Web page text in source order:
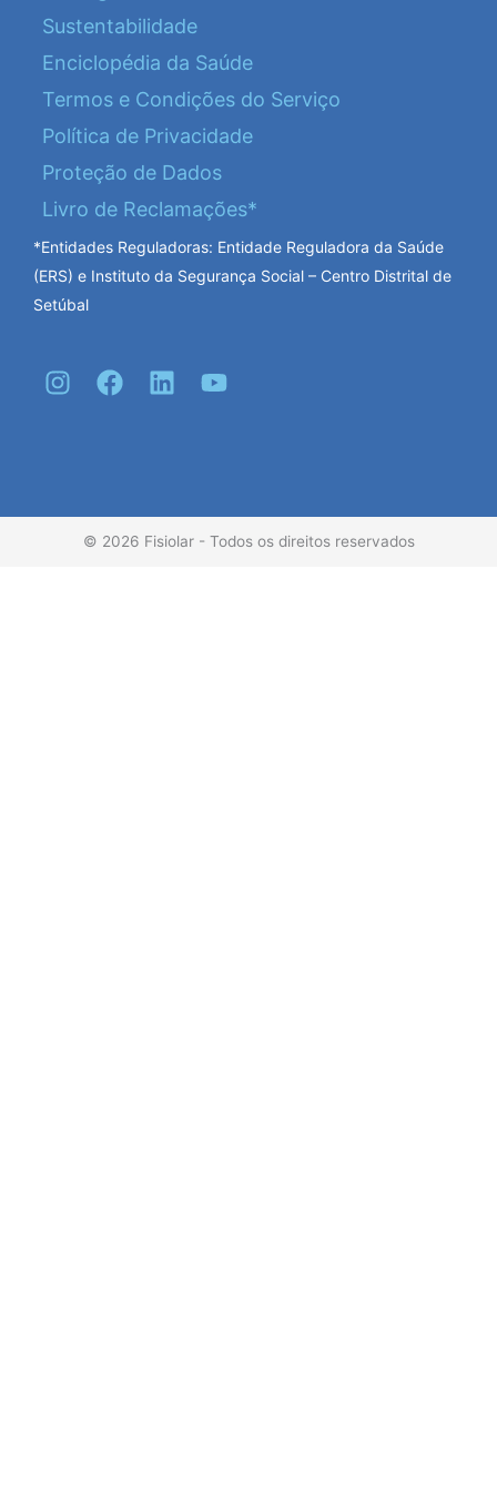
Sustentabilidade
Enciclopédia da Saúde
Termos e Condições do Serviço
Política de Privacidade
Proteção de Dados
Livro de Reclamações*
*Entidades Reguladoras: Entidade Reguladora da Saúde
(ERS) e Instituto da Segurança Social – Centro Distrital de
Setúbal
I
n
r
F
a
o
k
L
i
i
n
o
e
© 2026 Fisiolar - Todos os direitos reservados